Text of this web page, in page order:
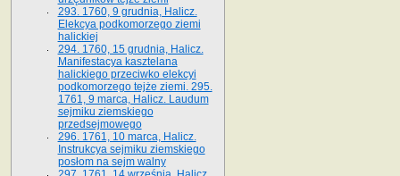
293. 1760, 9 grudnia, Halicz.
Elekcya podkomorzego ziemi
halickiej
294. 1760, 15 grudnia, Halicz.
Manifestacya kasztelana
halickiego przeciwko elekcyi
podkomorzego tejże ziemi. 295.
1761, 9 marca, Halicz. Laudum
sejmiku ziemskiego
przedsejmowego
296. 1761, 10 marca, Halicz.
Instrukcya sejmiku ziemskiego
posłom na sejm walny